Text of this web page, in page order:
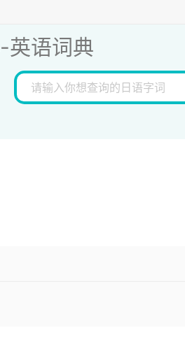
-英语词典